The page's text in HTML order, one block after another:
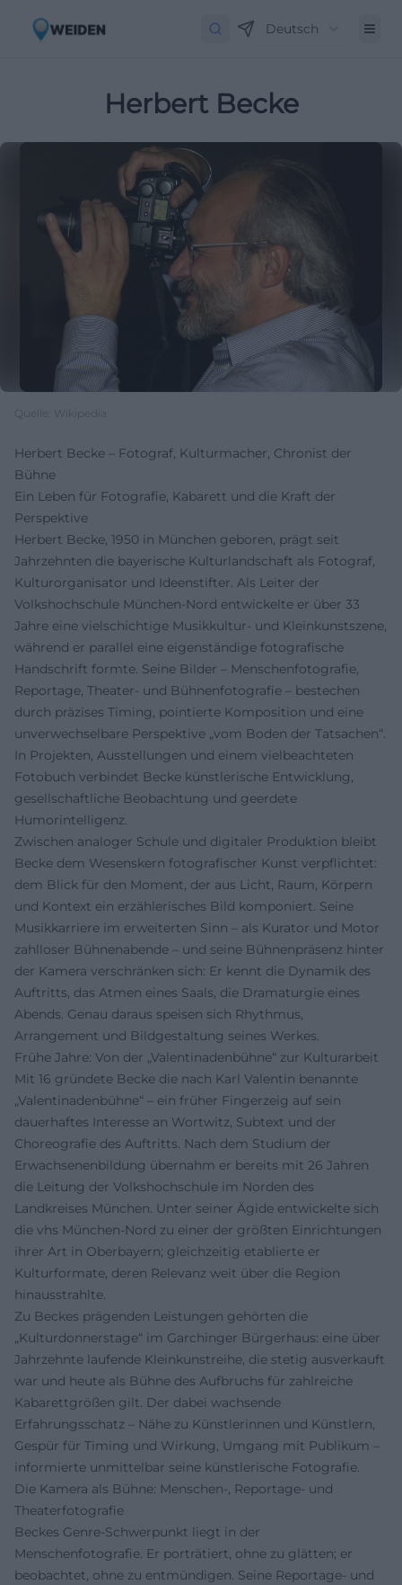
Deutsch
Herbert Becke
Quelle: Wikipedia
Herbert Becke – Fotograf, Kulturmacher, Chronist der
Bühne
Ein Leben für Fotografie, Kabarett und die Kraft der
Perspektive
Herbert Becke, 1950 in München geboren, prägt seit
Jahrzehnten die bayerische Kulturlandschaft als Fotograf,
Kulturorganisator und Ideenstifter. Als Leiter der
Volkshochschule München-Nord entwickelte er über 33
Jahre eine vielschichtige Musikkultur- und Kleinkunstszene,
während er parallel eine eigenständige fotografische
Handschrift formte. Seine Bilder – Menschenfotografie,
Reportage, Theater- und Bühnenfotografie – bestechen
durch präzises Timing, pointierte Komposition und eine
unverwechselbare Perspektive „vom Boden der Tatsachen“.
In Projekten, Ausstellungen und einem vielbeachteten
Fotobuch verbindet Becke künstlerische Entwicklung,
gesellschaftliche Beobachtung und geerdete
Humorintelligenz.
Zwischen analoger Schule und digitaler Produktion bleibt
Becke dem Wesenskern fotografischer Kunst verpflichtet:
dem Blick für den Moment, der aus Licht, Raum, Körpern
und Kontext ein erzählerisches Bild komponiert. Seine
Musikkarriere im erweiterten Sinn – als Kurator und Motor
zahlloser Bühnenabende – und seine Bühnenpräsenz hinter
der Kamera verschränken sich: Er kennt die Dynamik des
Auftritts, das Atmen eines Saals, die Dramaturgie eines
Abends. Genau daraus speisen sich Rhythmus,
Arrangement und Bildgestaltung seines Werkes.
Frühe Jahre: Von der „Valentinadenbühne“ zur Kulturarbeit
Mit 16 gründete Becke die nach Karl Valentin benannte
„Valentinadenbühne“ – ein früher Fingerzeig auf sein
dauerhaftes Interesse an Wortwitz, Subtext und der
Choreografie des Auftritts. Nach dem Studium der
Erwachsenenbildung übernahm er bereits mit 26 Jahren
die Leitung der Volkshochschule im Norden des
Landkreises München. Unter seiner Ägide entwickelte sich
die vhs München-Nord zu einer der größten Einrichtungen
ihrer Art in Oberbayern; gleichzeitig etablierte er
Kulturformate, deren Relevanz weit über die Region
hinausstrahlte.
Zu Beckes prägenden Leistungen gehörten die
„Kulturdonnerstage“ im Garchinger Bürgerhaus: eine über
Jahrzehnte laufende Kleinkunstreihe, die stetig ausverkauft
war und heute als Bühne des Aufbruchs für zahlreiche
Kabarettgrößen gilt. Der dabei wachsende
Erfahrungsschatz – Nähe zu Künstlerinnen und Künstlern,
Gespür für Timing und Wirkung, Umgang mit Publikum –
informierte unmittelbar seine künstlerische Fotografie.
Die Kamera als Bühne: Menschen-, Reportage- und
Theaterfotografie
Beckes Genre-Schwerpunkt liegt in der
Menschenfotografie. Er porträtiert, ohne zu glätten; er
beobachtet, ohne zu entmündigen. Seine Reportage- und